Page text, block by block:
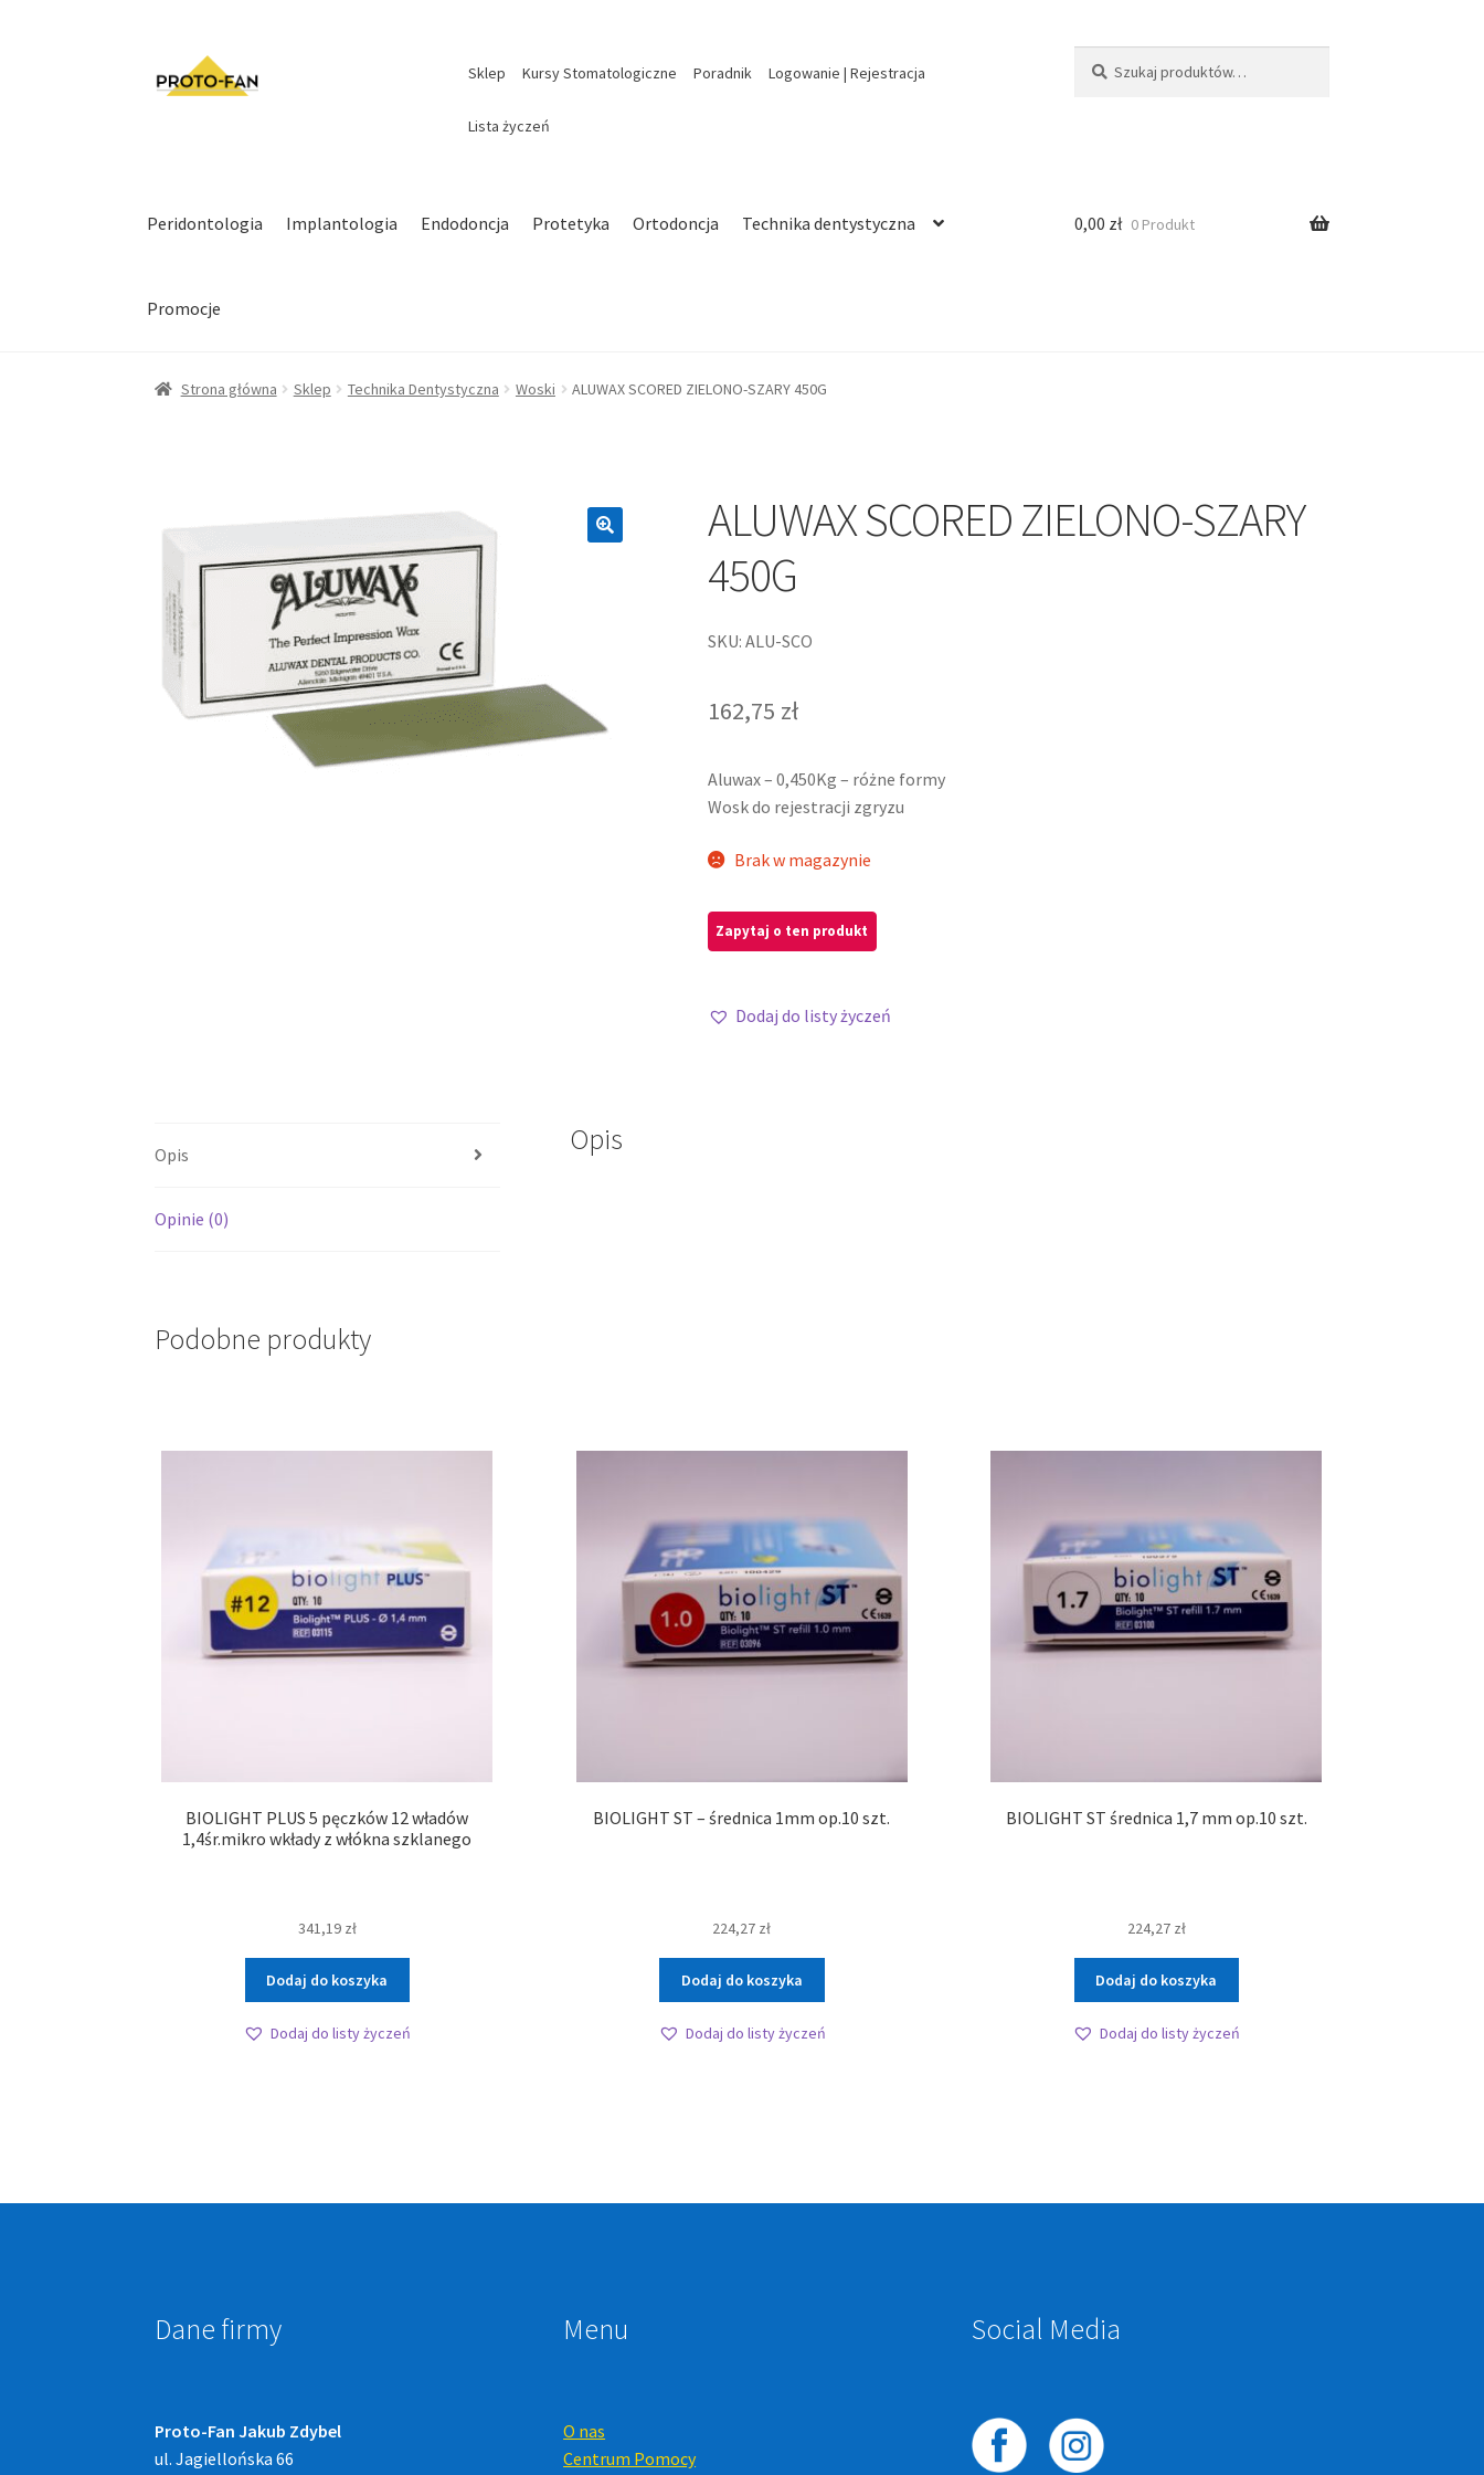
Sklep Kursy Stomatologiczne Poradnik Logowanie | Rejestracja
Lista życzeń
Peridontologia Implantologia Endodoncja Protetyka Ortodoncja Technika dentystyczna
Promocje
0,00 zł 0 Produkt
Strona główna Sklep Technika Dentystyczna Woski ALUWAX SCORED ZIELONO-SZARY 450G
ALUWAX SCORED ZIELONO-SZARY
450G
SKU: ALU-SCO
162,75 zł
Aluwax – 0,450Kg – różne formy
Wosk do rejestracji zgryzu
Brak w magazynie
Dodaj do listy życzeń
Opis
Opinie (0)
Opis
Podobne produkty
BIOLIGHT PLUS 5 pęczków 12 władów
1,4śr.mikro wkłady z włókna szklanego
341,19 zł
Dodaj do koszyka
Dodaj do listy życzeń
BIOLIGHT ST – średnica 1mm op.10 szt.
224,27 zł
Dodaj do koszyka
Dodaj do listy życzeń
BIOLIGHT ST średnica 1,7 mm op.10 szt.
224,27 zł
Dodaj do koszyka
Dodaj do listy życzeń
Dane firmy
Proto-Fan Jakub Zdybel
ul. Jagiellońska 66
Menu
O nas
Centrum Pomocy
Social Media